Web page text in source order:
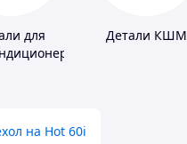
для
Детали КШМ
на Hot 60i